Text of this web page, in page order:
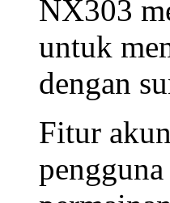
NX303
untuk
dengan
Fitur